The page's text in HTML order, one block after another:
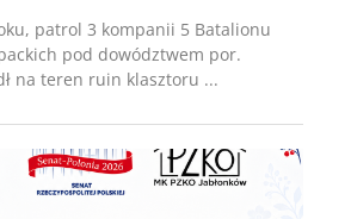
patrol 3 kompanii 5 Batalionu
pod dowództwem por.
na teren ruin klasztoru ...